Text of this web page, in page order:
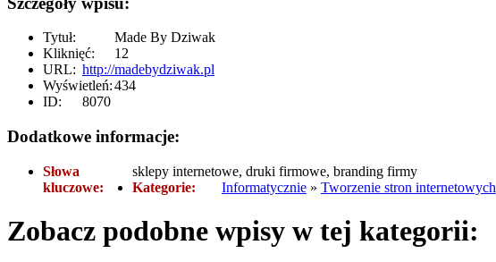
Tytuł:
Made By Dziwak
Kliknięć:
12
URL: http://madebydziwak.pl
Wyświetleń:434
ID:
8070
Dodatkowe informacje:
Słowa
kluczowe:
sklepy internetowe, druki firmowe, branding firmy
Kategorie:
Informatycznie » Tworzenie stron internetowych
Zobacz podobne wpisy w tej kategorii: